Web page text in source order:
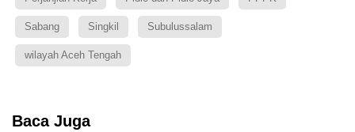
Sabang Singkil Subulussalam
wilayah Aceh Tengah
Baca Juga